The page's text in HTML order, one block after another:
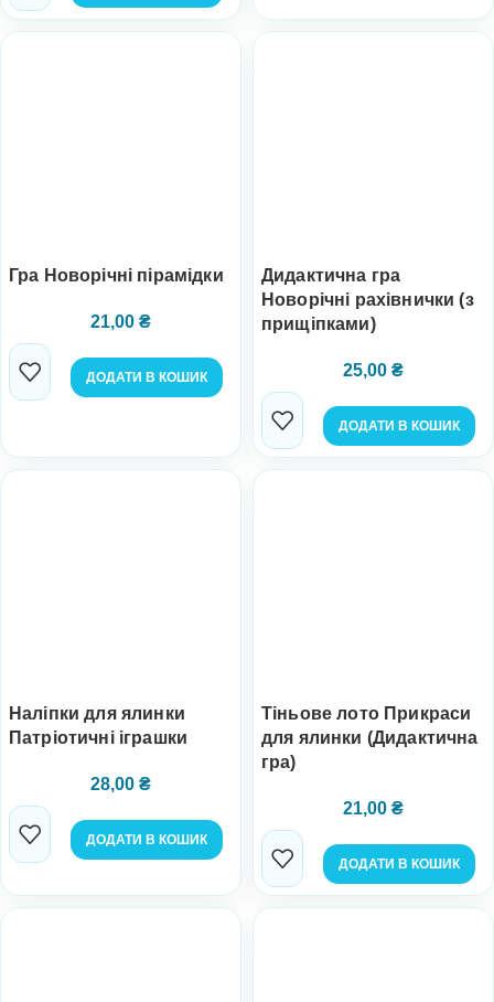
Гра Новорічні пірамідки
21,00 ₴
ДОДАТИ В КОШИК
Дидактична гра
Новорічні рахівнички (з
прищіпками)
25,00 ₴
ДОДАТИ В КОШИК
Наліпки для ялинки
Патріотичні іграшки
28,00 ₴
ДОДАТИ В КОШИК
Тіньове лото Прикраси
для ялинки (Дидактична
гра)
21,00 ₴
ДОДАТИ В КОШИК